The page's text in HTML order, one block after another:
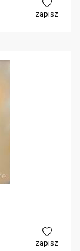
zapisz
zapisz